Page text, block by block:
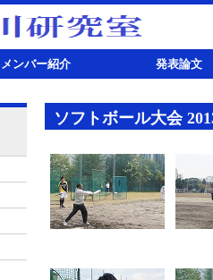
メンバー紹介 発表論文
ソフトボール大会